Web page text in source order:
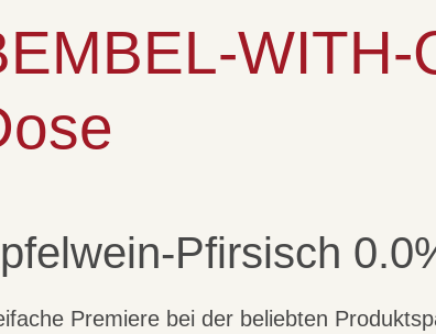
Pfirsisch
Premiere bei der beliebten